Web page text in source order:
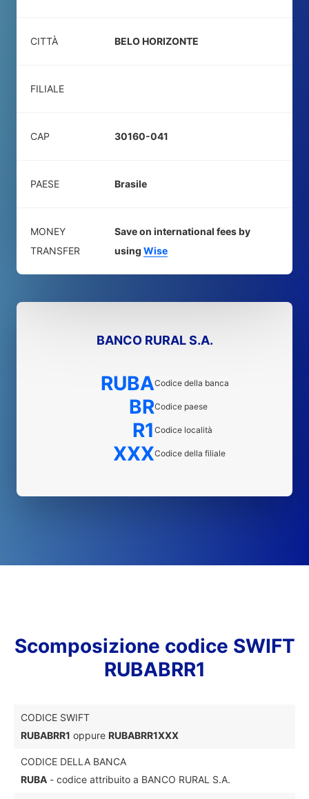
CITTÀ BELO HORIZONTE
FILIALE
CAP 30160-041
PAESE Brasile
MONEY
TRANSFER
Save on international fees by
using Wise
BANCO RURAL S.A.
RUBACodice della banca
BRCodice paese
R1 Codice località
XXXCodice della filiale
Scomposizione codice SWIFT
RUBABRR1
CODICE SWIFT
RUBABRR1 oppure RUBABRR1XXX
CODICE DELLA BANCA
RUBA - codice attribuito a BANCO RURAL S.A.